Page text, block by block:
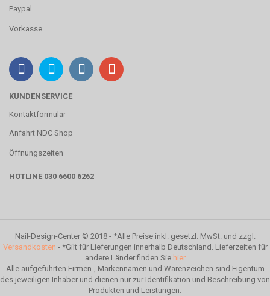
Paypal
Vorkasse
KUNDENSERVICE
Kontaktformular
Anfahrt NDC Shop
Öffnungszeiten
HOTLINE 030 6600 6262
Nail-Design-Center © 2018 - *Alle Preise inkl. gesetzl. MwSt. und zzgl.
Versandkosten - *Gilt für Lieferungen innerhalb Deutschland. Lieferzeiten für
andere Länder finden Sie hier
Alle aufgeführten Firmen-, Markennamen und Warenzeichen sind Eigentum
des jeweiligen Inhaber und dienen nur zur Identifikation und Beschreibung von
Produkten und Leistungen.